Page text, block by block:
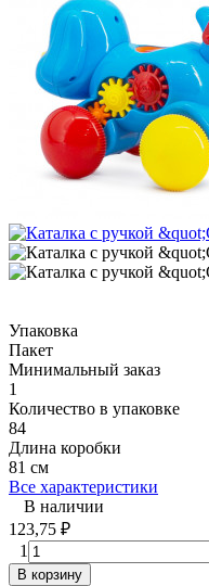
Упаковка
Пакет
Минимальный заказ
1
Количество в упаковке
84
Длина коробки
81 см
Все характеристики
В наличии
123,75 ₽
1
В корзину